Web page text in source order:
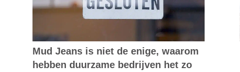
Mud Jeans is niet de enige, waarom
hebben duurzame bedrijven het zo